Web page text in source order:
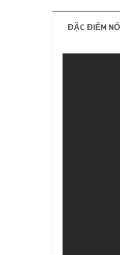
ĐẶC ĐIỂM